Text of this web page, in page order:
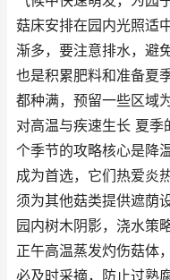
菇床安排在园内光照适
渐多，要注意排水，避
也是积累肥料和准备夏
都种满，预留一些区域
对高温与疾速生长 夏季
个季节的攻略核心是降
成为首选，它们热爱炎
须为其他菇类提供遮荫
园内树木阴影，浇水策
正午高温蒸发灼伤菇体
必及时采摘，防止过熟